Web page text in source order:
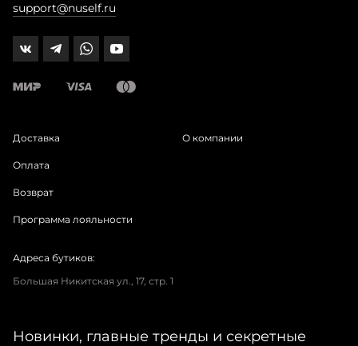
support@nuself.ru
Доставка
Оплата
Возврат
Программа лояльности
О компании
Адреса бутиков:
Большая Никитская ул., 17, стр. 1
Новинки, главные тренды и секретные